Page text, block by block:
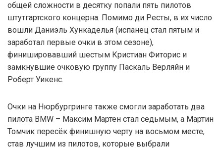
общей сложности в десятку попали пять пилотов
штутгартского концерна. Помимо ди Ресты, в их число
вошли Даниэль Хункаделья (испанец стал пятым и
заработал первые очки в этом сезоне),
финишировавший шестым Кристиан Фиторис и
замкнувшие очковую группу Паскаль Верляйн и
Роберт Уикенс.
Очки на Нюрбургринге также смогли заработать два
пилота BMW – Максим Мартен стал седьмым, а Мартин
Томчик пересёк финишную черту на восьмом месте,
став лучшим из пилотов, которые выбрали